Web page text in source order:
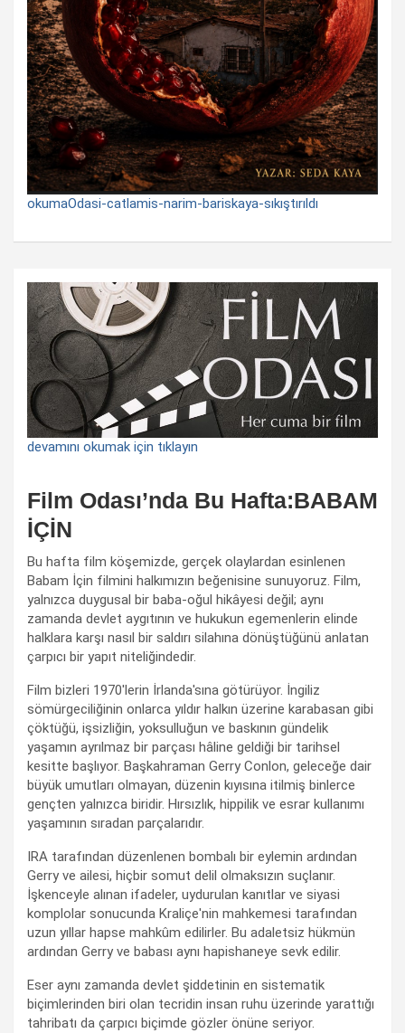
okumaOdasi-catlamis-narim-bariskaya-sıkıştırıldı
devamını okumak için tıklayın
Film Odası’nda Bu Hafta:BABAM
İÇİN
Bu hafta film köşemizde, gerçek olaylardan esinlenen
Babam İçin filmini halkımızın beğenisine sunuyoruz. Film,
yalnızca duygusal bir baba-oğul hikâyesi değil; aynı
zamanda devlet aygıtının ve hukukun egemenlerin elinde
halklara karşı nasıl bir saldırı silahına dönüştüğünü anlatan
çarpıcı bir yapıt niteliğindedir.
Film bizleri 1970'lerin İrlanda'sına götürüyor. İngiliz
sömürgeciliğinin onlarca yıldır halkın üzerine karabasan gibi
çöktüğü, işsizliğin, yoksulluğun ve baskının gündelik
yaşamın ayrılmaz bir parçası hâline geldiği bir tarihsel
kesitte başlıyor. Başkahraman Gerry Conlon, geleceğe dair
büyük umutları olmayan, düzenin kıyısına itilmiş binlerce
gençten yalnızca biridir. Hırsızlık, hippilik ve esrar kullanımı
yaşamının sıradan parçalarıdır.
IRA tarafından düzenlenen bombalı bir eylemin ardından
Gerry ve ailesi, hiçbir somut delil olmaksızın suçlanır.
İşkenceyle alınan ifadeler, uydurulan kanıtlar ve siyasi
komplolar sonucunda Kraliçe'nin mahkemesi tarafından
uzun yıllar hapse mahkûm edilirler. Bu adaletsiz hükmün
ardından Gerry ve babası aynı hapishaneye sevk edilir.
Eser aynı zamanda devlet şiddetinin en sistematik
biçimlerinden biri olan tecridin insan ruhu üzerinde yarattığı
tahribatı da çarpıcı biçimde gözler önüne seriyor.